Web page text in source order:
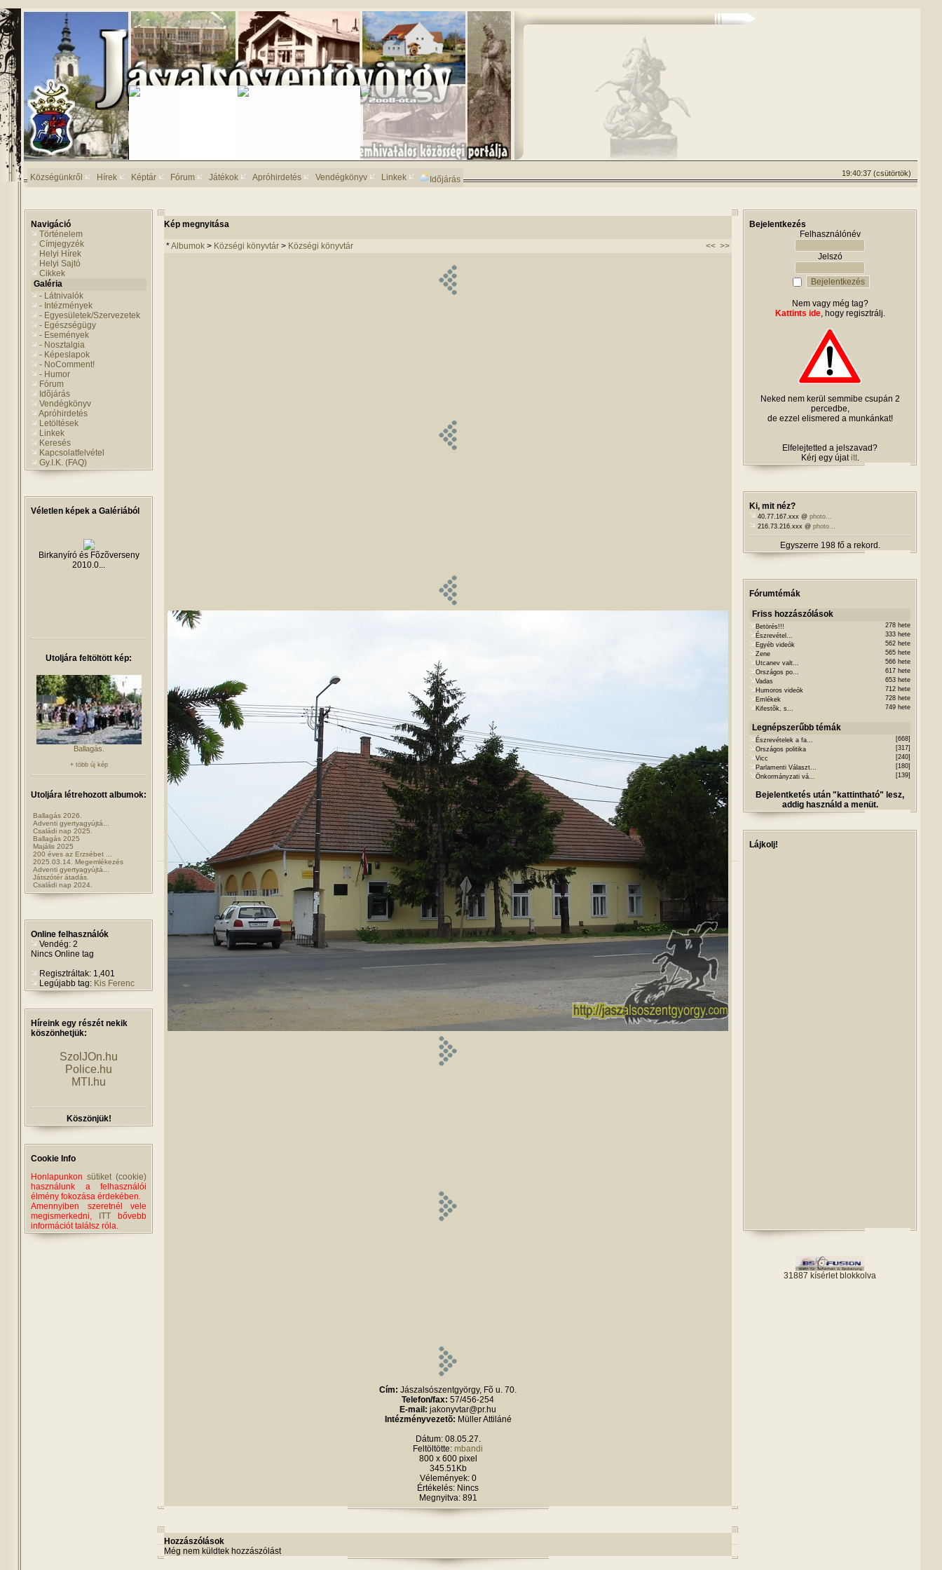
Községünkről Hírek Képtár Fórum Játékok Apróhirdetés Vendégkönyv Linkek Időjárás
19:40:37 (csütörtök)
Navigáció
Történelem
Címjegyzék
Helyi Hírek
Helyi Sajtó
Cikkek
Galéria
- Látnivalók
- Intézmények
- Egyesületek/Szervezetek
- Egészségügy
- Események
- Nosztalgia
- Képeslapok
- NoComment!
- Humor
Fórum
Idõjárás
Vendégkönyv
Apróhirdetés
Letöltések
Linkek
Keresés
Kapcsolatfelvétel
Gy.I.K. (FAQ)
Véletlen képek a Galériából
Birkanyíró és Fõzõverseny
2010.0...
Utoljára feltöltött kép:
Ballagás.
+ több új kép
Utoljára létrehozott albumok:
Ballagás 2026.
Adventi gyertyagyújtá...
Családi nap 2025.
Ballagás 2025
Majális 2025
200 éves az Erzsébet ...
2025.03.14. Megemlékezés
Adventi gyertyagyújtá...
Játszótér átadás.
Családi nap 2024.
Online felhasználók
Vendég: 2
Nincs Online tag
Regisztráltak: 1,401
Legújabb tag: Kis Ferenc
Híreink egy részét nekik
köszönhetjük:
SzolJOn.hu
Police.hu
MTI.hu
Köszönjük!
Cookie Info
Honlapunkon sütiket (cookie)
használunk a felhasználói
élmény fokozása érdekében.
Amennyiben szeretnél vele
megismerkedni,
ITT bővebb
információt találsz róla.
Kép megnyitása
*Albumok > Községi könyvtár > Községi könyvtár << >>
Cím: Jászalsószentgyörgy, Fõ u. 70.
Telefon/fax: 57/456-254
E-mail: jakonyvtar@pr.hu
Intézményvezetõ: Müller Attiláné
Dátum: 08.05.27.
Feltöltötte: mbandi
800 x 600 pixel
345.51Kb
Vélemények: 0
Értékelés: Nincs
Megnyitva: 891
Hozzászólások
Még nem küldtek hozzászólást
Bejelentkezés
Felhasználónév
Jelszó
Nem vagy még tag?
Kattints ide, hogy regisztrálj.
Neked nem kerül semmibe csupán 2
percedbe,
de ezzel elismered a munkánkat!
Elfelejtetted a jelszavad?
Kérj egy újatitt.
Ki, mit néz?
40.77.167.xxx @ photo...
216.73.216.xxx @ photo...
Egyszerre 198 fő a rekord.
Fórumtémák
Friss hozzászólások
Betörés!!!
278 hete
Észrevétel...
333 hete
Egyéb videók
562 hete
Zene
565 hete
Utcanev valt...
566 hete
Országos po...
617 hete
Vadas
653 hete
Humoros videók
712 hete
Emlékek
728 hete
Kifestõk, s...
749 hete
Legnépszerűbb témák
Észrevételek a fa...
[668]
Országos politika
[317]
Vicc
[240]
Parlamenti Választ...
[180]
Önkormányzati vá...
[139]
Bejelentketés után "kattintható" lesz,
addig használd a menüt.
Lájkolj!
31887 kísérlet blokkolva